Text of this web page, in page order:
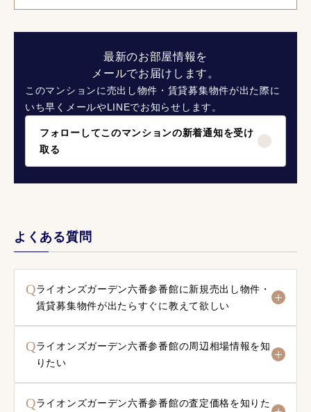
最新のお部屋情報を
メールでお届けします。
このマンションに売出し物件・賃貸募集物件が出た際に
いち早くメールやLINEでお知らせします。
フォローしてこのマンションの新着通知を受け
取る
よくある質問
Qライオンズガーデン六番参番館に新規売出し物件・
賃貸募集物件が出たらすぐに教えて欲しい
Qライオンズガーデン六番参番館の周辺相場情報を知
りたい
Qライオンズガーデン六番参番館の査定価格を知りた